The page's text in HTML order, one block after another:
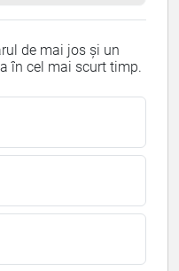
de mai jos și un
în cel mai scurt timp.